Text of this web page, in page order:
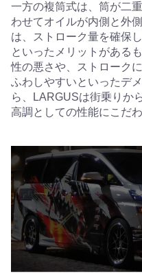
一方の複筒式は、筒が二
わせてオイルが内側と外
は、ストローク量を確保
といったメリットがある
性の悪さや、ストローク
ふわしやすいといったデ
ら、LARGUSは街乗りか
高調としての性能にこだ